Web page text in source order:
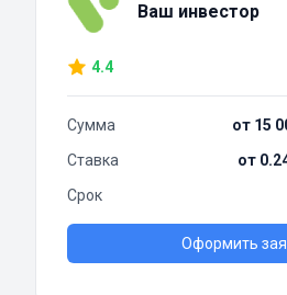
Ваш инвестор
4.4
Сумма
от 15
Ставка
от
Срок
Оформить